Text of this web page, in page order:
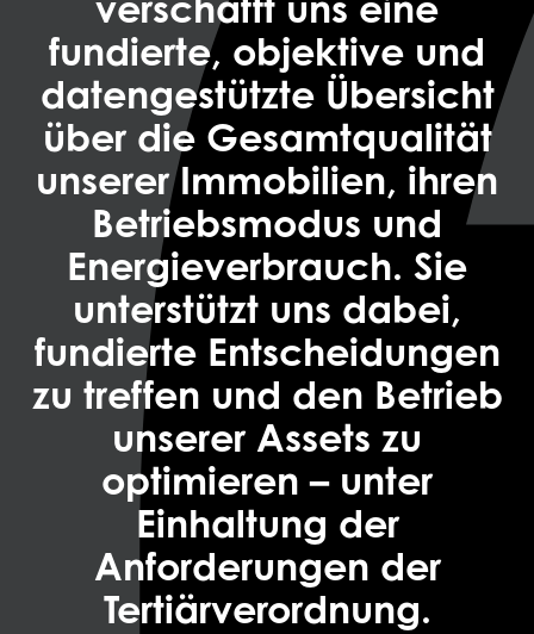
verschafft uns eine
fundierte, objektive und
datengestützte Übersicht
über die Gesamtqualität
unserer Immobilien, ihren
Betriebsmodus und
Energieverbrauch. Sie
unterstützt uns dabei,
fundierte Entscheidungen
zu treffen und den Betrieb
unserer Assets zu
optimieren – unter
Einhaltung der
Anforderungen der
Tertiärverordnung.